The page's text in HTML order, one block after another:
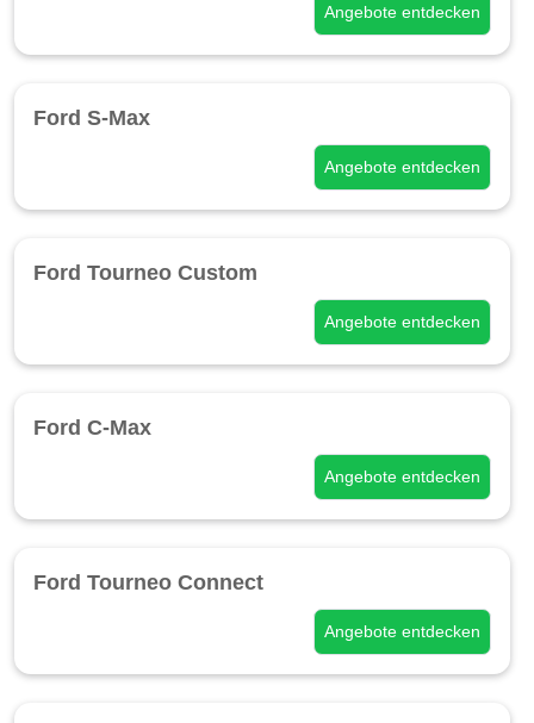
Angebote entdecken
Ford S-Max
Angebote entdecken
Ford Tourneo Custom
Angebote entdecken
Ford C-Max
Angebote entdecken
Ford Tourneo Connect
Angebote entdecken